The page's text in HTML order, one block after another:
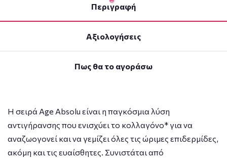
Περιγραφή
Αξιολογήσεις
Πως θα το αγοράσω
Η σειρά Age Absolu είναι η παγκόσμια λύση
αντιγήρανσης που ενισχύει το κολλαγόνο* για να
αναζωογονεί και να γεμίζει όλες τις ώριμες επιδερμίδες,
ακόμη και τις ευαίσθητες. Συνιστάται από